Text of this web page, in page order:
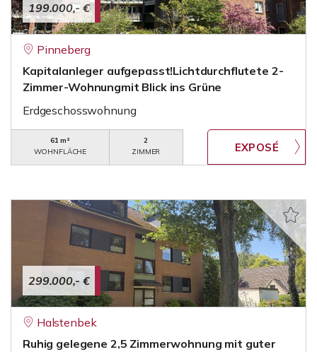
199.000,- €
Pinneberg
Kapitalanleger aufgepasst!Lichtdurchflutete 2-
Zimmer-Wohnungmit Blick ins Grüne
Erdgeschosswohnung
61 m²
WOHNFLÄCHE
2
ZIMMER
299.000,- €
Halstenbek
Ruhig gelegene 2,5 Zimmerwohnung mit guter